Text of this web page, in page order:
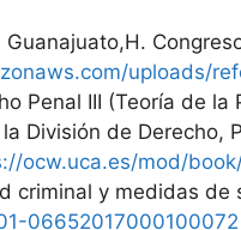
uploads/
Penal III (Teoría de
División de
ocw.uca.es/mod/
criminal y medidas de
06652017000100072